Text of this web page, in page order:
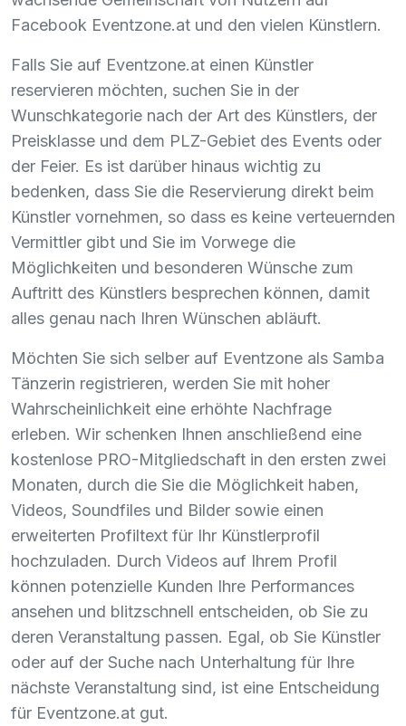
Facebook Eventzone.at und den vielen Künstlern.
Falls Sie auf Eventzone.at einen Künstler
reservieren möchten, suchen Sie in der
Wunschkategorie nach der Art des Künstlers, der
Preisklasse und dem PLZ-Gebiet des Events oder
der Feier. Es ist darüber hinaus wichtig zu
bedenken, dass Sie die Reservierung direkt beim
Künstler vornehmen, so dass es keine verteuernden
Vermittler gibt und Sie im Vorwege die
Möglichkeiten und besonderen Wünsche zum
Auftritt des Künstlers besprechen können, damit
alles genau nach Ihren Wünschen abläuft.
Möchten Sie sich selber auf Eventzone als Samba
Tänzerin registrieren, werden Sie mit hoher
Wahrscheinlichkeit eine erhöhte Nachfrage
erleben. Wir schenken Ihnen anschließend eine
kostenlose PRO-Mitgliedschaft in den ersten zwei
Monaten, durch die Sie die Möglichkeit haben,
Videos, Soundfiles und Bilder sowie einen
erweiterten Profiltext für Ihr Künstlerprofil
hochzuladen. Durch Videos auf Ihrem Profil
können potenzielle Kunden Ihre Performances
ansehen und blitzschnell entscheiden, ob Sie zu
deren Veranstaltung passen. Egal, ob Sie Künstler
oder auf der Suche nach Unterhaltung für Ihre
nächste Veranstaltung sind, ist eine Entscheidung
für Eventzone.at gut.